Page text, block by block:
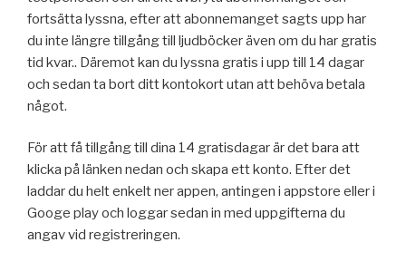
fortsätta lyssna, efter att abonnemanget sagts upp har
du inte längre tillgång till ljudböcker även om du har gratis
tid kvar.. Däremot kan du lyssna gratis i upp till 14 dagar
och sedan ta bort ditt kontokort utan att behöva betala
något.
För att få tillgång till dina 14 gratisdagar är det bara att
klicka på länken nedan och skapa ett konto. Efter det
laddar du helt enkelt ner appen, antingen i appstore eller i
Googe play och loggar sedan in med uppgifterna du
angav vid registreringen.